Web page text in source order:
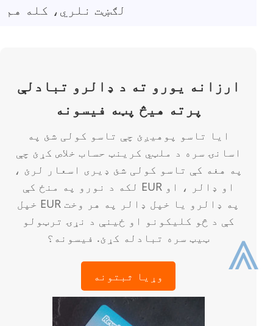
لګښت نلري، کله هم
ارزانه یورو ته د ډالرو تبادلې
پرته هیڅ پټه فیسونه
ایا تاسو پوهیږئ چې تاسو کولی شئ په
اسانۍ سره د ملټي کرینټ حساب خلاص کړئ چې
په هغه کې تاسو کولی شئ ډیری اسعار لرئ ،
لکه د نورو په منځ کې EUR او ډالر ، او
خپل EUR په ډالرو یا خپل ډالر په هر وخت
کې د څو کلیکونو او ځینې د نړۍ ترټولو
ټیټ سره تبادله کړئ. فیسونه؟
وړیا ثبتونه ⩓